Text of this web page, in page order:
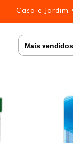
Casa e Jardim